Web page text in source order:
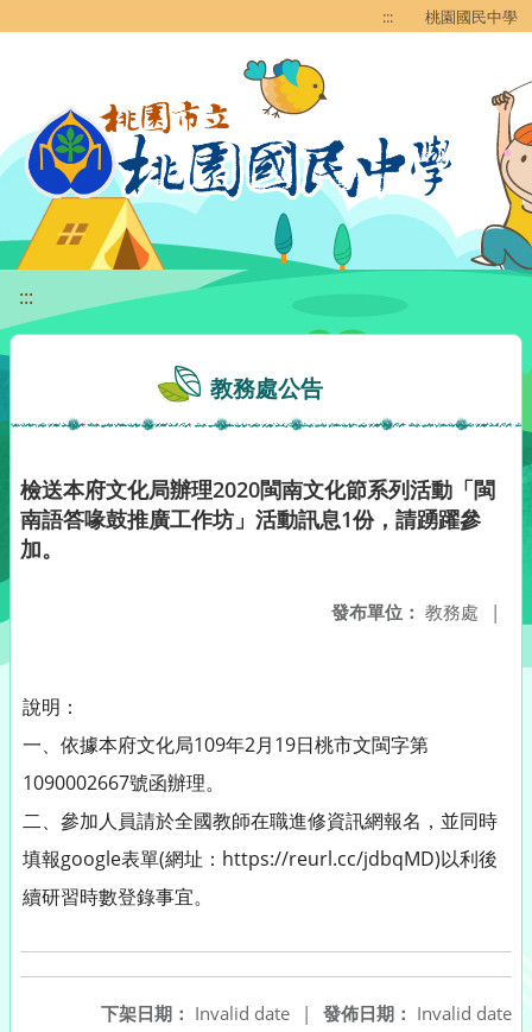
::: 桃園國民中學
:::
教務處公告
檢送本府文化局辦理2020閩南文化節系列活動「閩
南語答喙鼓推廣工作坊」活動訊息1份，請踴躍參
加。
發布單位： 教務處 |
說明：
一、依據本府文化局109年2月19日桃市文閩字第
1090002667號函辦理。
二、參加人員請於全國教師在職進修資訊網報名，並同時
填報google表單(網址：https://reurl.cc/jdbqMD)以利後
續研習時數登錄事宜。
發佈日期： Invalid date
下架日期： Invalid date
|